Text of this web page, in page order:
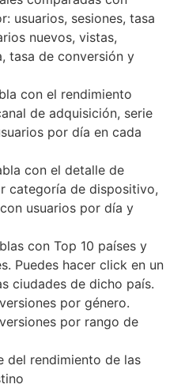
usuarios, sesiones, tasa
nuevos, vistas,
tasa de conversión y
con el rendimiento
de adquisición, serie
por día en cada
con el detalle de
categoría de dispositivo,
usuarios por día y
con Top 10 países y
Puedes hacer click en un
ciudades de dicho país.
por género.
por rango de
del rendimiento de las